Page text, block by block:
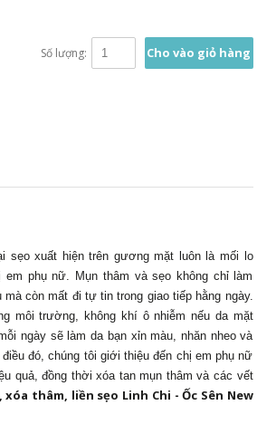
Cho vào giỏ hàng
Số lượng:
sẹo xuất hiện trên gương mặt luôn là mối lo
em phụ nữ. Mụn thâm và sẹo không chỉ làm
còn mất đi tự tin trong giao tiếp hằng ngày.
môi trường, không khí ô nhiễm nếu da mặt
ngày sẽ làm da bạn xỉn màu, nhăn nheo và
đó, chúng tôi giới thiệu đến chị em phụ nữ
quả, đồng thời xóa tan mụn thâm và các vết
thâm, liền sẹo Linh Chi - Ốc Sên New